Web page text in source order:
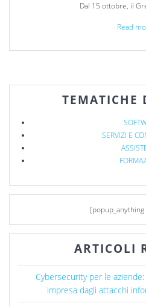
Dal 15 ottobre, il
Read
TEMATICHE
SERVIZI E
ARTICOLI
Cybersecurity per le
impresa dagli attacchi